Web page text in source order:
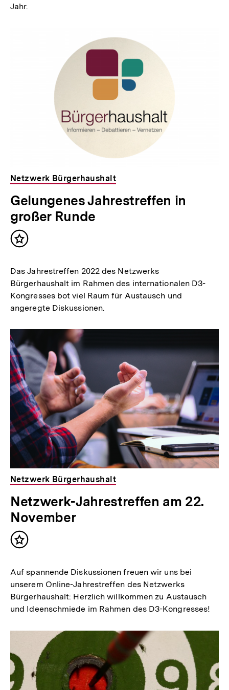
Jahr.
Netzwerk Bürgerhaushalt
Gelungenes Jahrestreffen in
großer Runde
Inhalt
Das Jahrestreffen 2022 des Netzwerks
Bürgerhaushalt im Rahmen des internationalen D3-
Kongresses bot viel Raum für Austausch und
angeregte Diskussionen.
Netzwerk Bürgerhaushalt
Netzwerk-Jahrestreffen am 22.
November
Inhalt
Auf spannende Diskussionen freuen wir uns bei
unserem Online-Jahrestreffen des Netzwerks
Bürgerhaushalt: Herzlich willkommen zu Austausch
und Ideenschmiede im Rahmen des D3-Kongresses!